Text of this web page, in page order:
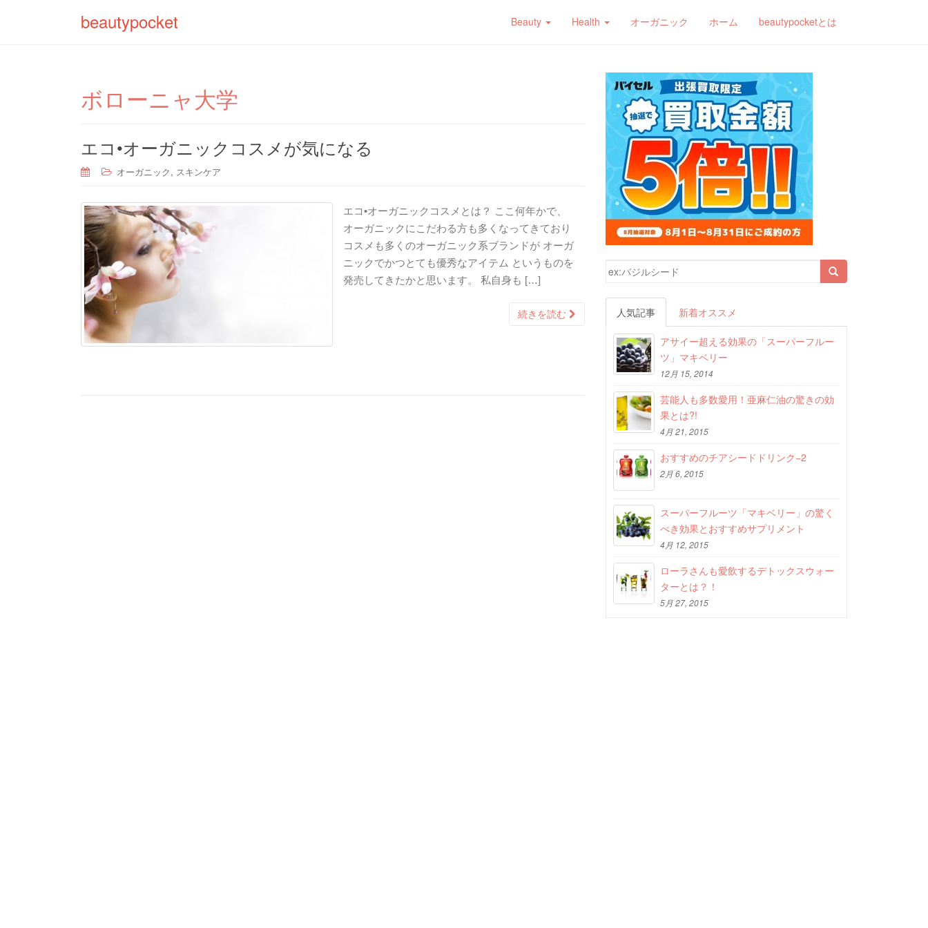
beautypocket Beauty Health オーガニック ホーム beautypocketとは
ボローニャ大学
エコ•オーガニックコスメが気になる
オーガニック, スキンケア
エコ•オーガニックコスメとは？ ここ何年かで、
オーガニックにこだわる方も多くなってきており
コスメも多くのオーガニック系ブランドが オーガ
ニックでかつとても優秀なアイテム というものを
発売してきたかと思います。 私自身も […]
続きを読む
検索結果:
人気記事 新着オススメ
アサイー超える効果の「スーパーフルー
ツ」マキベリー
12月 15, 2014
芸能人も多数愛用！亜麻仁油の驚きの効
果とは?!
4月 21, 2015
おすすめのチアシードドリンク−2
2月 6, 2015
スーパーフルーツ「マキベリー」の驚く
べき効果とおすすめサプリメント
4月 12, 2015
ローラさんも愛飲するデトックスウォー
ターとは？！
5月 27, 2015